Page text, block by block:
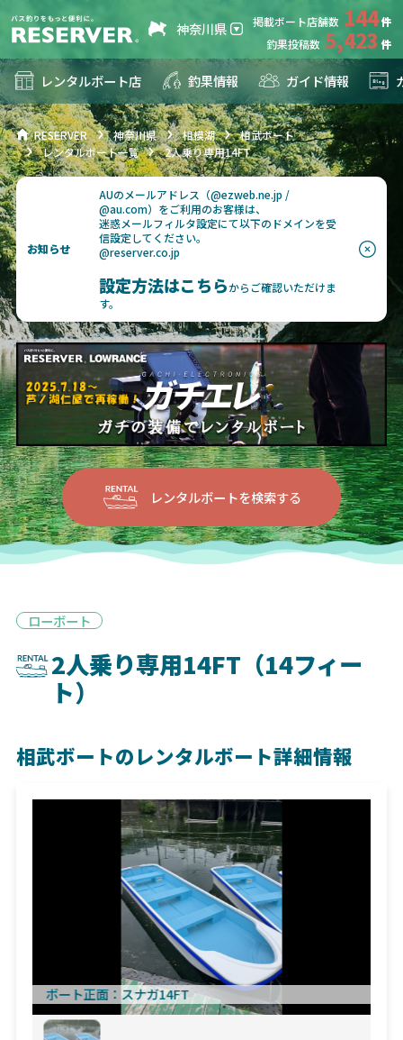
神奈川県 掲載ボート店舗数 144
釣果投稿数 5,423
レンタルボート店 釣果情報 ガイド情報
RESERVER 神奈川県 相模湖
相武ボート
レンタルボート一覧
2人乗り専用14FT
お知らせ
AUのメールアドレス（@ezweb.ne.jp /
@au.com）をご利用のお客様は、
迷惑メールフィルタ設定にて以下のドメインを受
信設定してください。
@reserver.co.jp
設定方法はこちらからご確認いただけま
す。
レンタルボートを検索する
ローボート
2人乗り専用14FT（14フィー
ト）
相武ボートのレンタルボート詳細情報
ボート正面 スナガ14FT